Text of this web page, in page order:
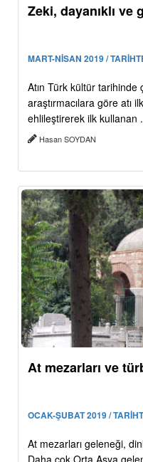
Zeki, dayanıklı ve
MART-NİSAN 2019 /
Atın Türk kültür tarihinde
araştırmacılara göre atı
ehlileştirerek ilk kullanan
Hasan SOYDAN
At mezarları ve
OCAK-ŞUBAT 2019 /
At mezarları geleneği,
Daha çok Orta Asya